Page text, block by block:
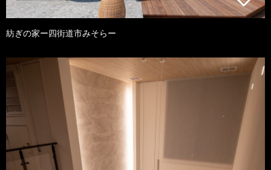
紡ぎの家ー四街道市みそらー